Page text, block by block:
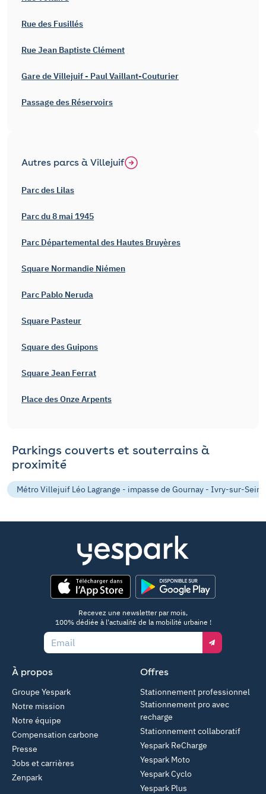
Rue des Fusillés
Rue Jean Baptiste Clément
Gare de Villejuif - Paul Vaillant-Couturier
Passage des Réservoirs
Autres parcs à Villejuif
Parc des Lilas
Parc du 8 mai 1945
Parc Départemental des Hautes Bruyères
Square Normandie Niémen
Parc Pablo Neruda
Square Pasteur
Square des Guipons
Square Jean Ferrat
Place des Onze Arpents
Parkings couverts et souterrains à
proximité
Métro Villejuif Léo Lagrange - impasse de Gournay - Ivry-sur-Seine
Recevez une newsletter par mois,
100% dédiée à l'actualité de la mobilité urbaine !
À propos
Groupe Yespark
Notre mission
Notre équipe
Compensation carbone
Presse
Jobs et carrières
Zenpark
Offres
Stationnement professionnel
Stationnement pro avec
recharge
Stationnement collaboratif
Yespark ReCharge
Yespark Moto
Yespark Cyclo
Yespark Plus